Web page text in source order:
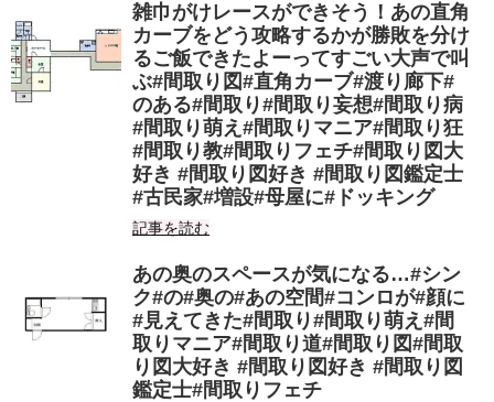
雑巾がけレースができそう！あの直角
カーブをどう攻略するかが勝敗を分け
るご飯できたよーってすごい大声で叫
ぶ#間取り図#直角カーブ#渡り廊下#
のある#間取り#間取り妄想#間取り病
#間取り萌え#間取りマニア#間取り狂
#間取り教#間取りフェチ#間取り図大
好き #間取り図好き #間取り図鑑定士
#古民家#増設#母屋に#ドッキング
記事を読む
あの奥のスペースが気になる…#シン
ク#の#奥の#あの空間#コンロが#顔に
#見えてきた#間取り#間取り萌え#間
取りマニア#間取り道#間取り図#間取
り図大好き #間取り図好き #間取り図
鑑定士#間取りフェチ